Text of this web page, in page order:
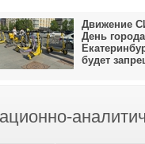
Движение
День города
будет